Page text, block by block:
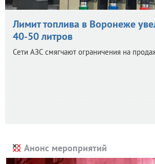
Лимит топлива в Воронеже
40-50 литров
Сети АЗС смягчают ограничения на
Анонс мероприятий